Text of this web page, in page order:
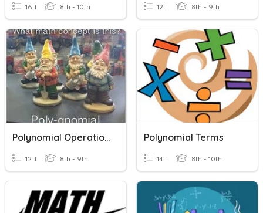
16 T 8th - 10th 12 T 8th - 9th
Polynomial Operations
12 T 8th - 9th
Polynomial Terms
14 T 8th - 10th